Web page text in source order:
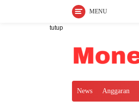
MENU
tutup
News Anggaran